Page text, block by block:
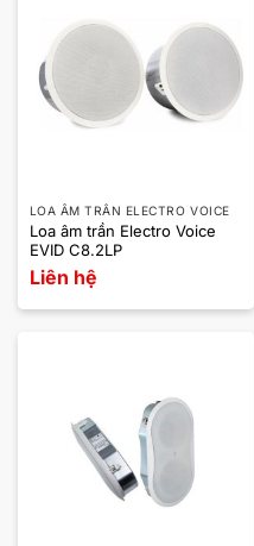
LOA ÂM TRẦN ELECTRO VOICE
Loa âm trần Electro Voice
EVID C8.2LP
Liên hệ